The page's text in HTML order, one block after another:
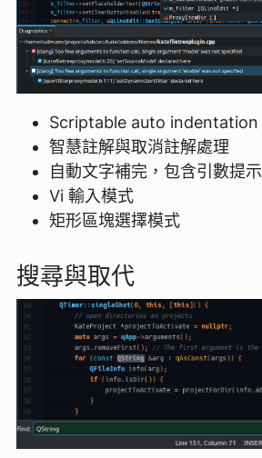
Scriptable auto indentation
智慧註解與取消註解處理
自動文字補完，包含引數提示
Vi 輸入模式
矩形區塊選擇模式
搜尋與取代